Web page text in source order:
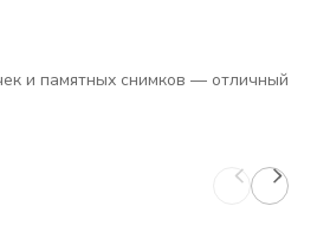
и памятных снимков — отличный